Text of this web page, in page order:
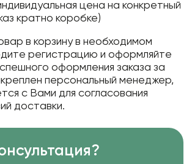
цена на конкретный
кратно коробке)
в корзину в необходимом
регистрацию и оформляйте
оформления заказа за
персональный менеджер,
с Вами для согласования
доставки.